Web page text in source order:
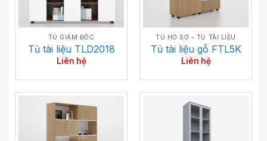
TỦ GIÁM ĐỐC
Tủ tài liệu TLD2018
Liên hệ
TỦ HỒ SƠ - TỦ TÀI LIỆU
Tủ tài liệu gỗ FTL5K
Liên hệ